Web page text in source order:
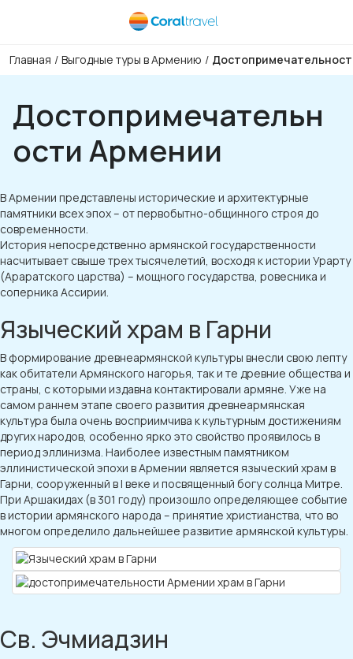
Главная / Выгодные туры в Армению /
Достопримечательн
ости Армении
В Армении представлены исторические и архитектурные
памятники всех эпох – от первобытно-общинного строя до
современности.
История непосредственно армянской государственности
насчитывает свыше трех тысячелетий, восходя к истории Урарту
(Араратского царства) – мощного государства, ровесника и
соперника Ассирии.
Языческий храм в Гарни
В формирование древнеармянской культуры внесли свою лепту
как обитатели Армянского нагорья, так и те древние общества и
страны, с которыми издавна контактировали армяне. Уже на
самом раннем этапе своего развития древнеармянская
культура была очень восприимчива к культурным достижениям
других народов, особенно ярко это свойство проявилось в
период эллинизма. Наиболее известным памятником
эллинистической эпохи в Армении является языческий храм в
Гарни, сооруженный в I веке и посвященный богу солнца Митре.
При Аршакидах (в 301 году) произошло определяющее событие
в истории армянского народа – принятие христианства, что во
многом определило дальнейшее развитие армянской культуры.
Св. Эчмиадзин